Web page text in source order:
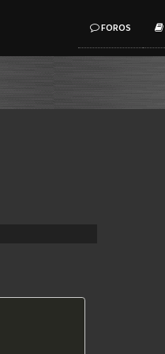
FOROS